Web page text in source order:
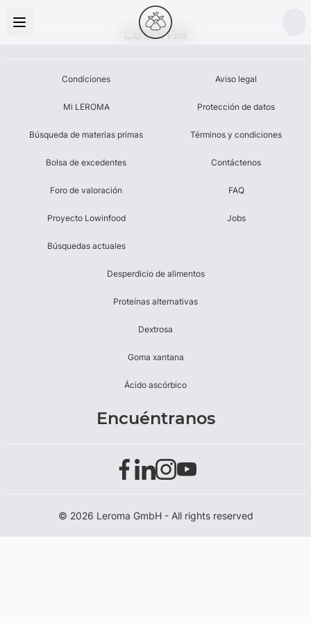
Leroma
Condiciones
Mi LEROMA
Búsqueda de materias primas
Bolsa de excedentes
Foro de valoración
Proyecto Lowinfood
Búsquedas actuales
Aviso legal
Protección de datos
Términos y condiciones
Contáctenos
FAQ
Jobs
Desperdicio de alimentos
Proteínas alternativas
Dextrosa
Goma xantana
Ácido ascórbico
Encuéntranos
© 2026 Leroma GmbH - All rights reserved